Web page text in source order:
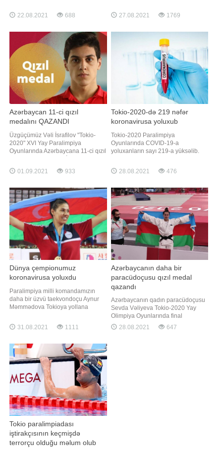
səbəblərdən bu gün oynamırdı.
Ancaq bütün bunlar məğlubiyyətə
ehtiyacımız var". "Report"un
məlumatına görə, bu fikirləri
"Sabah"ı
22.08.2021 688
Brayan Priske Pedersen Avropa
Liqasının qrup mərhələsinə
istinadla verdiyi xəbərə görə,
mütəxəssis mətbua
27.08.2021 1769
Azərbaycan 11-ci qızıl
medalını QAZANDI
Üzgüçümüz Vəli İsrafilov "Tokio-
2020" XVI Yay Paralimpiya
Oyunlarında Azərbaycana 11-ci qızıl
metr məsafəyə brass üsulu ilə
üzgüçülük yarışında məsafəni 1
bütün rəqiblərini qabaqlayıb və
Paralimpiya çempionu olub.
Təmsilçimiz
01.09.2021 933
Tokio-2020-də 219 nəfər
koronavirusa yoluxub
Tokio-2020 Paralimpiya
Oyunlarında COVID-19-a
yoluxanların sayı 219-a yüksəlib.
oyunlar çərçivəsində son sutkada
daha 22 nəfərdə koronavirus aşkar
alınıblar. Qeyd edək ki, 160 ölkədən
4 440-ə yaxın idmançının 22 növdə
yarışdığı Tokio-202
28.08.2021 476
Dünya çempionumuz
koronavirusa yoluxdu
Paralimpiya milli komandamızın
daha bir üzvü taekvondoçu Aynur
Məmmədova Tokioya yollana
görə, üçqat dünya, 4 dəfə Avropa
çempionu parataekvondoçu Aynur
Dünya çempionu bu səbəbdən
sentyabrın 4-də dayanq üzərinə
çıxıb-çıxmama ehtimal
31.08.2021 1111
Azərbaycanın daha bir
paracüdoçusu qızıl medal
qazandı
Azərbaycanın qadın paracüdoçusu
Sevda Vəliyeva Tokio-2020 Yay
Olimpiya Oyunlarında final
görüşünə çıxıb. xəbər verir ki, 57 kq
çəki dərəcəsində mübarizə aparan
28.08.2021 647
Tokio paralimpiadası
iştirakçısının keçmişdə
terrorçu olduğu məlum olub